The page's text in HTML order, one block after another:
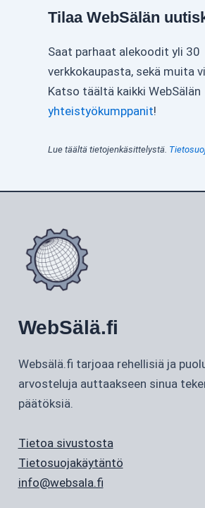
Tilaa WebSälän
Saat parhaat alekoodit yli 30
verkkokaupasta, sekä muita
Katso täältä kaikki WebSälän
yhteistyökumppanit!
Lue täältä tietojenkäsittelystä.
WebSälä.fi
Websälä.fi tarjoaa rehellisiä ja
arvosteluja auttaakseen sinua
päätöksiä.
Tietoa sivustosta
Tietosuojakäytäntö
info@websala.fi